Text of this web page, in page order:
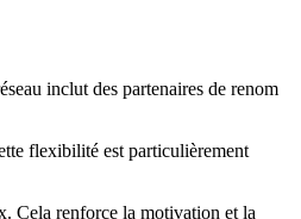
inclut des partenaires de renom
flexibilité est particulièrement
Cela renforce la motivation et la